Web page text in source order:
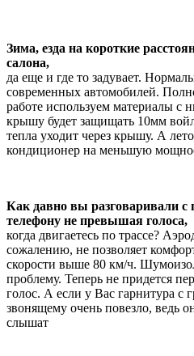
Зима, езда на короткие
салона,
да еще и где то задувает.
современных автомобилей.
работе используем материалы с
крышу будет защищать 10мм
тепла уходит через крышу. А
кондиционер на меньшую
Как давно вы разговаривали с
телефону не превышая голоса,
когда двигаетесь по трассе?
сожалению, не позволяет
скорости выше 80 км/ч.
проблему. Теперь не придется
голос. А если у Вас гарнитура с
звонящему очень повезло, ведь
слышат